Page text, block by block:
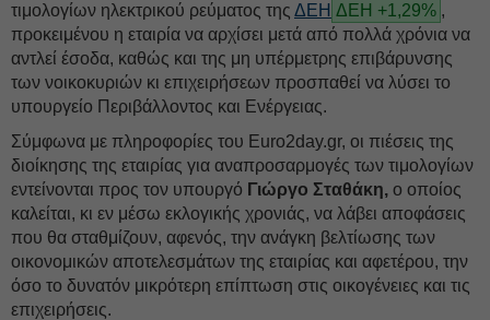
τιμολογίων ηλεκτρικού ρεύματος της ΔΕΗ ΔΕΗ +1,29% ,
προκειμένου η εταιρία να αρχίσει μετά από πολλά χρόνια να
αντλεί έσοδα, καθώς και της μη υπέρμετρης επιβάρυνσης
των νοικοκυριών κι επιχειρήσεων προσπαθεί να λύσει το
υπουργείο Περιβάλλοντος και Ενέργειας.
Σύμφωνα με πληροφορίες του Euro2day.gr, οι πιέσεις της
διοίκησης της εταιρίας για αναπροσαρμογές των τιμολογίων
εντείνονται προς τον υπουργό Γιώργο Σταθάκη, ο οποίος
καλείται, κι εν μέσω εκλογικής χρονιάς, να λάβει αποφάσεις
που θα σταθμίζουν, αφενός, την ανάγκη βελτίωσης των
οικονομικών αποτελεσμάτων της εταιρίας και αφετέρου, την
όσο το δυνατόν μικρότερη επίπτωση στις οικογένειες και τις
επιχειρήσεις.